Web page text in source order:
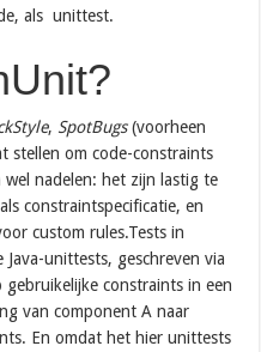
als unittest.
, SpotBugs(voorheen
stellen om code-constraints
nadelen: het zijn lastig te
constraintspecificatie, en
custom rules.Tests in
unittests, geschreven via
constraints in een
van component A naar
En omdat het hier unittests